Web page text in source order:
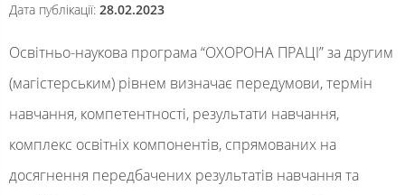
Дата публікації: 28.02.2023
Освітньо-наукова програма “ОХОРОНА ПРАЦІ”за другим
(магістерським) рівнем визначає передумови, термін
навчання, компетентності, результати навчання,
комплекс освітніх компонентів, спрямованих на
досягнення передбачених результатів навчання та